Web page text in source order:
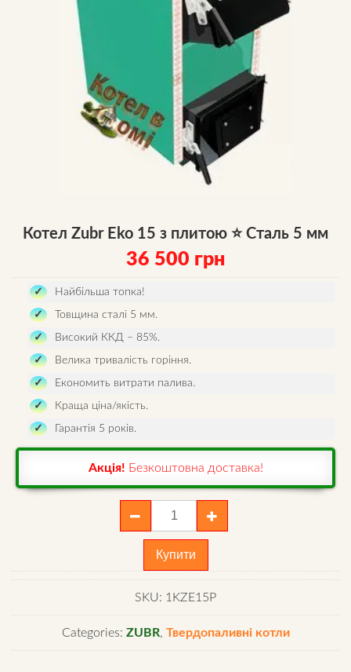
Котел Zubr Eko 15 з плитою ⭐ Сталь 5 мм
36 500 грн
Найбільша топка!
Товщина сталі 5 мм.
Високий ККД – 85%.
Велика тривалість горіння.
Економить витрати палива.
Краща ціна/якість.
Гарантія 5 років.
Акція! Безкоштовна доставка!
з
плитою
Сталь
Купити
SKU: 1KZE15P
Categories: ZUBR, Твердопаливні котли